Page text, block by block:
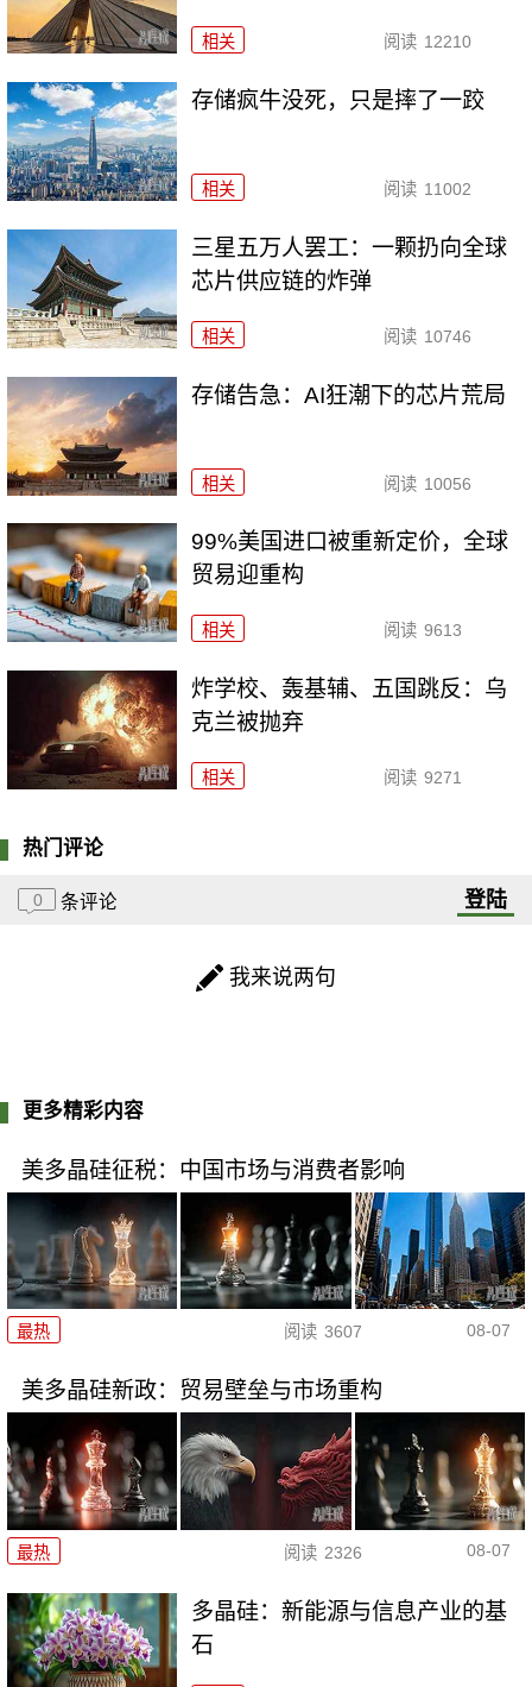
相关 阅读 12210
存储疯牛没死，只是摔了一跤
相关 阅读 11002
三星五万人罢工：一颗扔向全球
芯片供应链的炸弹
相关 阅读 10746
存储告急：AI狂潮下的芯片荒局
相关 阅读 10056
99%美国进口被重新定价，全球
贸易迎重构
相关 阅读 9613
炸学校、轰基辅、五国跳反：乌
克兰被抛弃
相关 阅读 9271
热门评论
0 条评论 登陆
我来说两句
更多精彩内容
美多晶硅征税：中国市场与消费者影响
最热 阅读 3607 08-07
美多晶硅新政：贸易壁垒与市场重构
最热 阅读 2326 08-07
多晶硅：新能源与信息产业的基
石